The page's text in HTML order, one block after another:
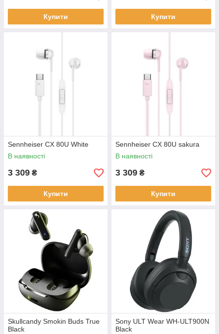
Купити Купити
Sennheiser CX 80U White
В наявності
3 309 ₴
Купити
Sennheiser CX 80U sakura
В наявності
3 309 ₴
Купити
Skullcandy Smokin Buds True
Black
Sony ULT Wear WH-ULT900N
Black